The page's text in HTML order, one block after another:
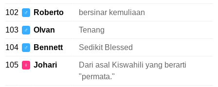
102 ♂ Roberto bersinar kemuliaan
103 ♂ Olvan Tenang
104 ♂ Bennett Sedikit Blessed
105 ♀ Johari
Dari asal Kiswahili yang berarti
"permata."